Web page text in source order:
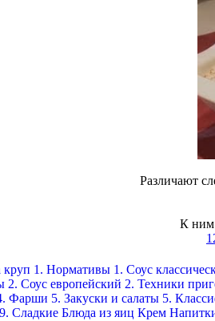
Различают
К ним
1
круп 1. Нормативы 1. Соус
2. Соус европейский 2. Техники
Фарши 5. Закуски и салаты 5.
9. Сладкие Блюда из яиц Крем